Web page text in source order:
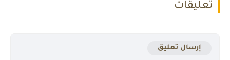
تعليقات
إرسال تعليق